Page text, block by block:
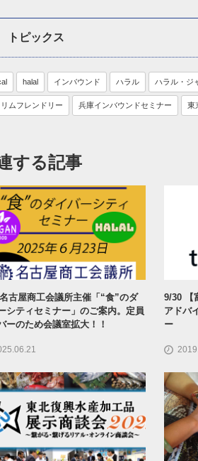
トピックス
halal インバウンド ハラル ハラル・ジ
リムフレンドリー 兵庫インバウンドセミナー 東
する記事
古屋商工会議所主催「“食”のダ
シティセミナー」のご案内。定員
ーのため会議室拡大！！
9/30 【
アドバ
ー